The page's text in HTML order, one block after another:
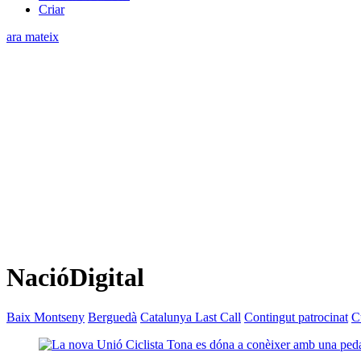
Criar
ara mateix
NacióDigital
Baix Montseny Berguedà Catalunya Last Call Contingut patrocinat